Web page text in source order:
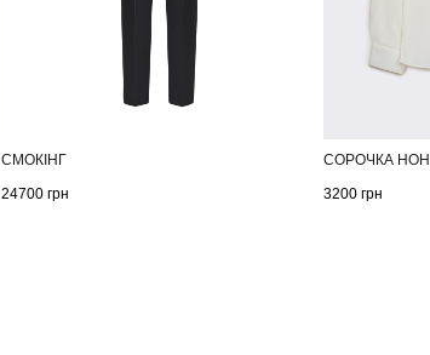
СМОКІНГ
24700 грн
СОРОЧКА
3200грн